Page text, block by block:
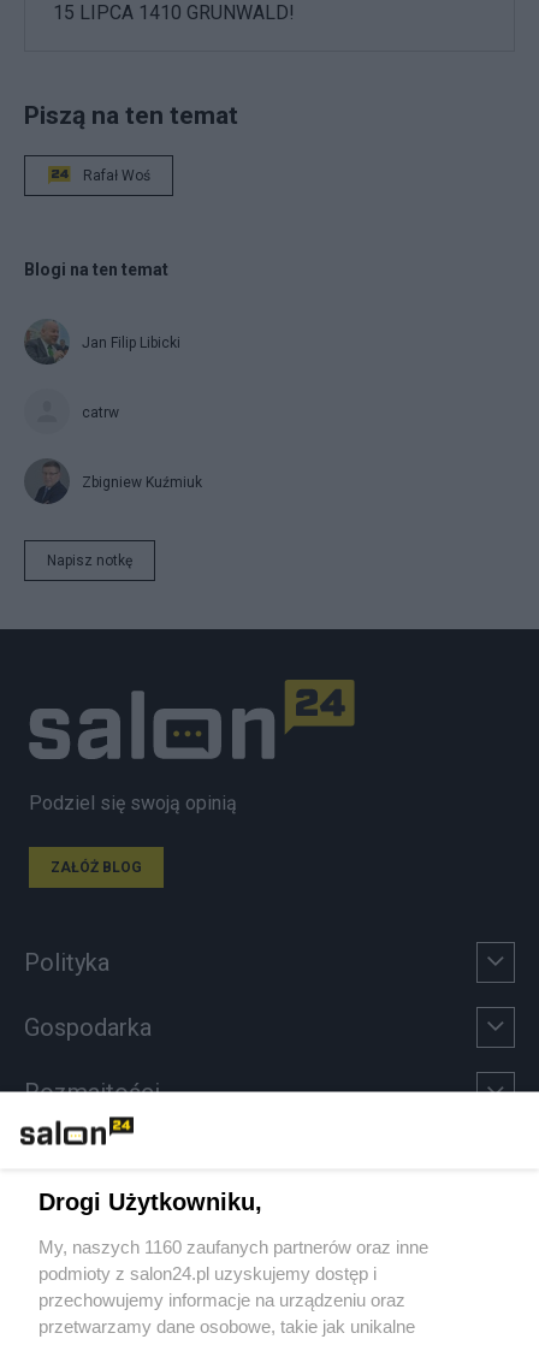
15 LIPCA 1410 GRUNWALD!
Piszą na ten temat
Rafał Woś
Blogi na ten temat
Jan Filip Libicki
catrw
Zbigniew Kuźmiuk
Napisz notkę
Podziel się swoją opinią
ZAŁÓŻ BLOG
Polityka
Gospodarka
Rozmaitości
Sport
Społeczeństwo
Drogi Użytkowniku,
My, naszych 1160 zaufanych partnerów oraz inne
podmioty z salon24.pl uzyskujemy dostęp i
przechowujemy informacje na urządzeniu oraz
przetwarzamy dane osobowe, takie jak unikalne